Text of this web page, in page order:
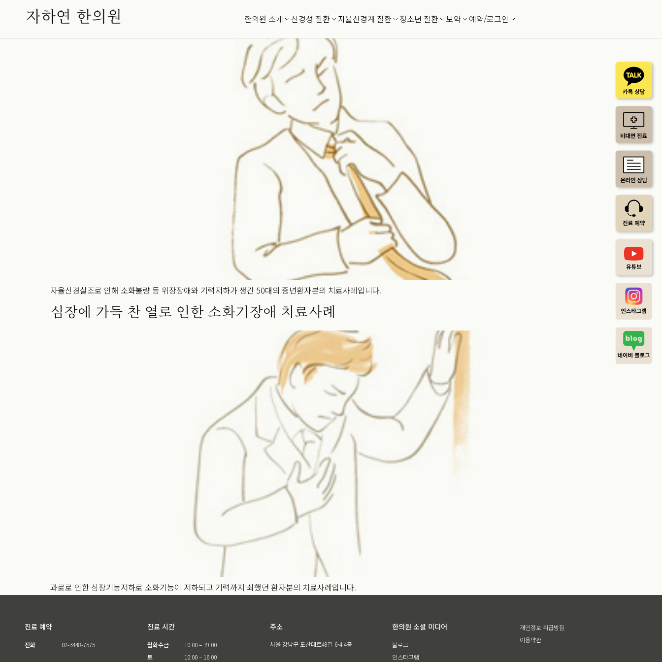
한의원 소개 신경성 질환 자율신경계 질환 청소년 질환 보약 예약/로그인
50대 환자의 자율신경실조로 인한 위장장애 치료사례
자율신경실조로 인해 소화불량 등 위장장애와 기력저하가 생긴 50대의 중년환자분의 치료사례입니다.
심장에 가득 찬 열로 인한 소화기장애 치료사례
과로로 인한 심장기능저하로 소화기능이 저하되고 기력까지 쇠했던 환자분의 치료사례입니다.
진료 예약
전화 02-3448-7575
진료 시간
월화수금
토
10:00 – 19:00
10:00 – 16:00
주소
서울 강남구 도산대로49길 6-4 4층
한의원 소셜 미디어
블로그
인스타그램
개인정보 취급방침
이용약관